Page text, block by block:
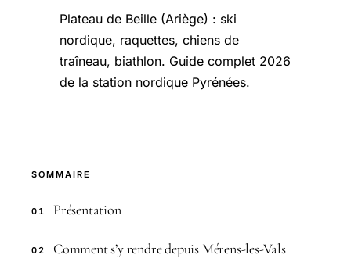
Plateau de Beille (Ariège) : ski
nordique, raquettes, chiens de
traîneau, biathlon. Guide complet 2026
de la station nordique Pyrénées.
SOMMAIRE
01 Présentation
02 Comment s’y rendre depuis Mérens-les-Vals